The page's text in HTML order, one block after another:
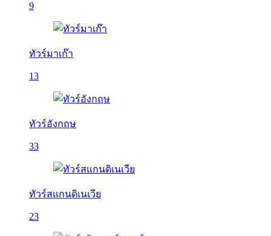
9
ทัวร์มาเก๊า
13
ทัวร์อังกฤษ
33
ทัวร์สแกนดิเนเวีย
23